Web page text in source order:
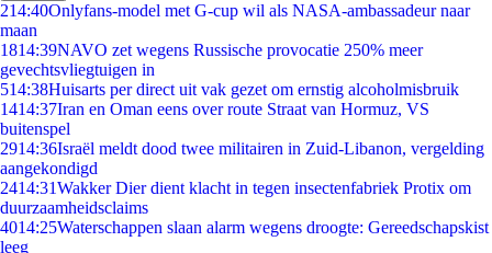
214:40Onlyfans-model met G-cup wil als NASA-ambassadeur naar
maan
1814:39NAVO zet wegens Russische provocatie 250% meer
gevechtsvliegtuigen in
514:38Huisarts per direct uit vak gezet om ernstig alcoholmisbruik
1414:37Iran en Oman eens over route Straat van Hormuz, VS
buitenspel
2914:36Israël meldt dood twee militairen in Zuid-Libanon, vergelding
aangekondigd
2414:31Wakker Dier dient klacht in tegen insectenfabriek Protix om
duurzaamheidsclaims
4014:25Waterschappen slaan alarm wegens droogte: Gereedschapskist
leeg